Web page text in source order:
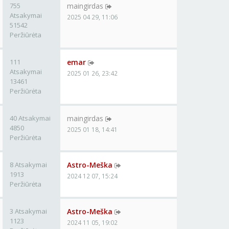
755
Atsakymai
51542
Peržiūrėta
maingirdas
2025 04 29, 11:06
111
Atsakymai
13461
Peržiūrėta
emar
2025 01 26, 23:42
40 Atsakymai
4850
Peržiūrėta
maingirdas
2025 01 18, 14:41
8 Atsakymai
1913
Peržiūrėta
Astro-Meška
2024 12 07, 15:24
3 Atsakymai
1123
Astro-Meška
2024 11 05, 19:02